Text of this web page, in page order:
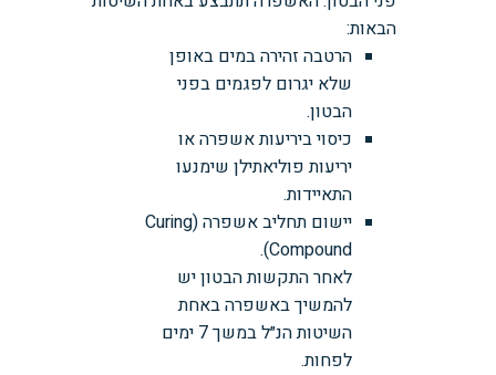
הבאות:
הרטבה זהירה במים באופן
שלא יגרום לפגמים בפני
הבטון.
כיסוי ביריעות אשפרה או
יריעות פוליאתילן שימנעו
התאיידות.
יישום תחליב אשפרה (Curing
Compound).
לאחר התקשות הבטון יש
להמשיך באשפרה באחת
השיטות הנ״ל במשך 7 ימים
לפחות.